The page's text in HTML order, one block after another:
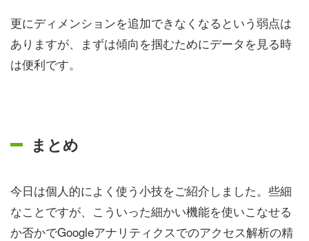
更にディメンションを追加できなくなるという弱点は
ありますが、まずは傾向を掴むためにデータを見る時
は便利です。
まとめ
今日は個人的によく使う小技をご紹介しました。些細
なことですが、こういった細かい機能を使いこなせる
か否かでGoogleアナリティクスでのアクセス解析の精